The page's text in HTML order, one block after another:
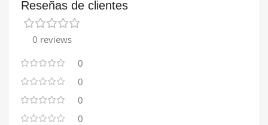
Reseñas de clientes
0 reviews
0
0
0
0